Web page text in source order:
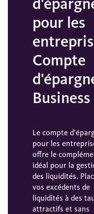
pour les
Compte
Business
Le compte
pour les
offre le
idéal pour la
des liquidités.
vos excédents de
liquidités à des
attractifs et sans